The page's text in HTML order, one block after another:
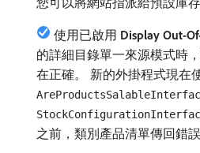
使用已啟用​ Display Out-
的詳細目錄單一來源模式時
在正確。 新的外掛程式現在
之前，類別產品清單傳回錯誤